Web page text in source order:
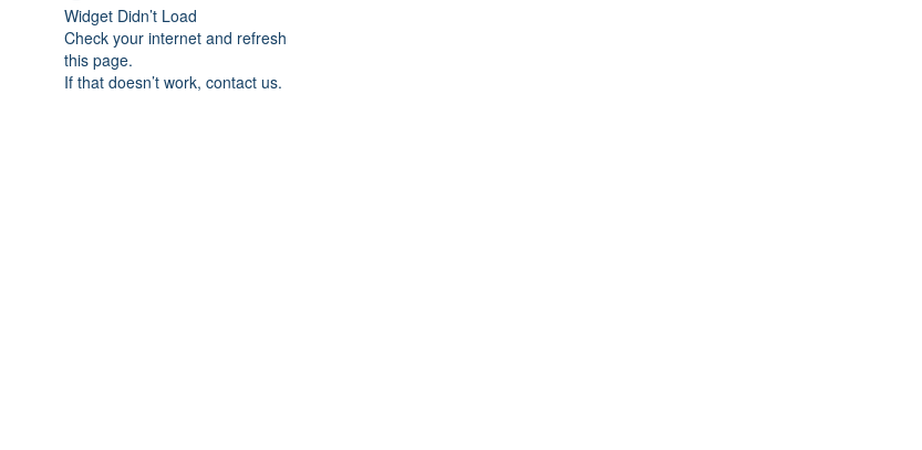
Widget Didn’t Load
Check your internet and refresh
this page.
If that doesn’t work, contact us.